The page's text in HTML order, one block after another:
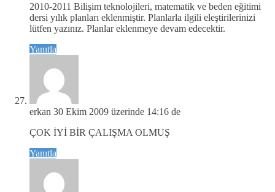
2010-2011 Bilişim teknolojileri, matematik ve beden eğitimi
dersi yılık planları eklenmiştir. Planlarla ilgili eleştirilerinizi
lütfen yazınız. Planlar eklenmeye devam edecektir.
Yanıtla
erkan 30 Ekim 2009 üzerinde 14:16 de
ÇOK İYİ BİR ÇALIŞMA OLMUŞ
Yanıtla